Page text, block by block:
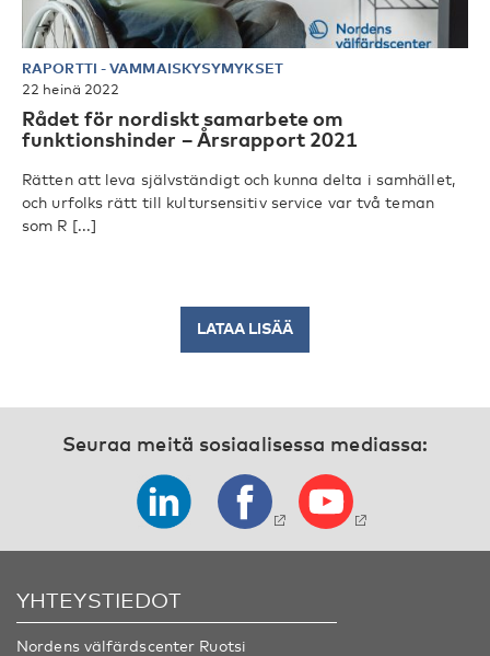
RAPORTTI -VAMMAISKYSYMYKSET
22 heinä 2022
Rådet för nordiskt samarbete om
funktionshinder – Årsrapport 2021
Rätten att leva självständigt och kunna delta i samhället,
och urfolks rätt till kultursensitiv service var två teman
som R [...]
LATAA LISÄÄ
Seuraa meitä sosiaalisessa mediassa:
YHTEYSTIEDOT
Nordens välfärdscenter Ruotsi